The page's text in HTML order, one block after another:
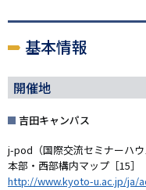
基本情報
開催地
吉田キャンパス
j-pod（国際交流セミナーハウ
本部・西部構内マップ［15］
http://www.kyoto-u.ac.jp/ja/